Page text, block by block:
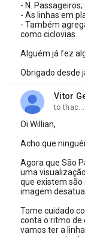
- N. Passageiros;
- As linhas em
- Também
como ciclovias.
Alguém já fez
Obrigado desde
Vitor
unread,
to
Oi Willian,
Acho que
Agora que São
uma
que existem
imagem
Tome cuidado
conta o ritmo de
vamos ter a